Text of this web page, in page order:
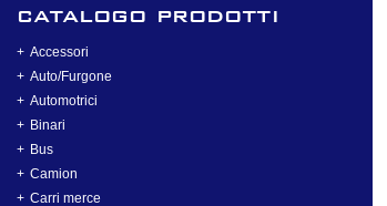
catalogo prodotti
Accessori
Auto/Furgone
Automotrici
Binari
Bus
Camion
Carri merce